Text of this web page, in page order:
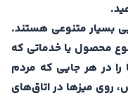
بسیار متنوعی هستند.
نوع محصول یا خدماتی که
را در هر جایی که مردم
روی میزها در اتاق‌های